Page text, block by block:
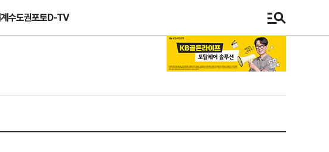
수도권포토D-TV